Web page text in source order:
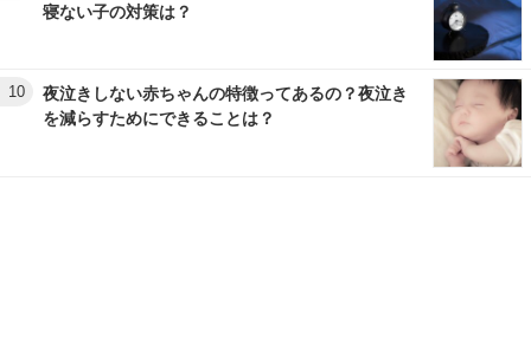
寝ない子の対策は？
10
夜泣きしない赤ちゃんの特徴ってあるの？夜泣き
を減らすためにできることは？